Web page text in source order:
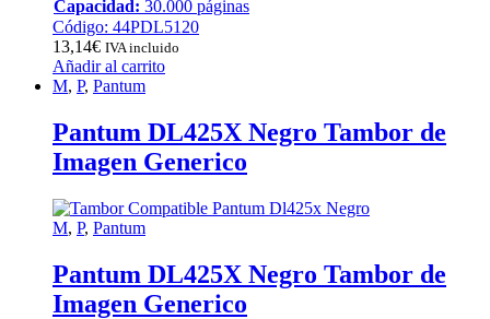
Capacidad: 30.000 páginas
Código: 44PDL5120
13,14€ IVA incluido
Añadir al carrito
M, P, Pantum
Pantum DL425X Negro Tambor de
Imagen Generico
M, P, Pantum
Pantum DL425X Negro Tambor de
Imagen Generico